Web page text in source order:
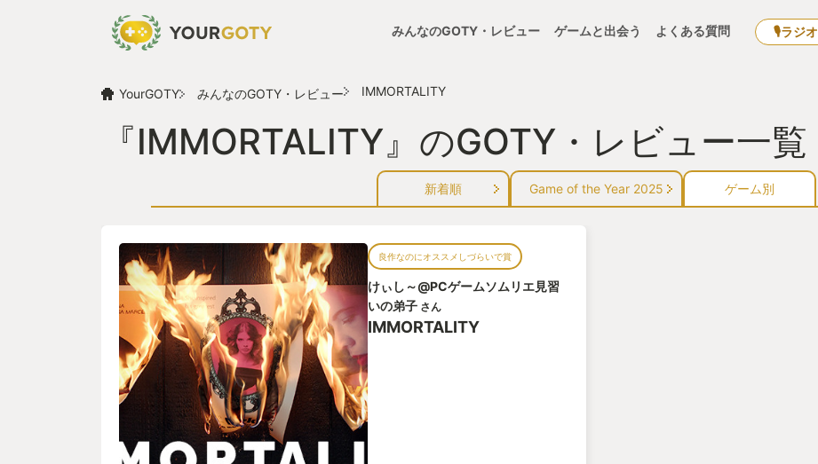
みんなのGOTY・レビュー ゲームと出会う よくある質問 🎙ラジオ
YourGOTY みんなのGOTY・レビュー IMMORTALITY
『IMMORTALITY』のGOTY・レビュー一覧
新着順 Game of the Year 2025 ゲーム別
良作なのにオススメしづらいで賞
けぃし～@PCゲームソムリエ見習
いの弟子 さん
IMMORTALITY